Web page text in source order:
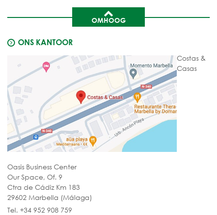
OMHOOG
ONS KANTOOR
Costas &
Casas
Oasis Business Center
Our Space, Of. 9
Ctra de Cádiz Km 183
29602 Marbella (Málaga)
Tel. +34 952 908 759